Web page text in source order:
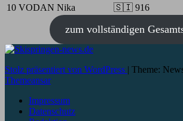
10 VODAN Nika 🇸🇮 916
zum vollständigen
Stolz präsentiert von WordPress | Theme:
Themeansar
Impressum
Datenschutz